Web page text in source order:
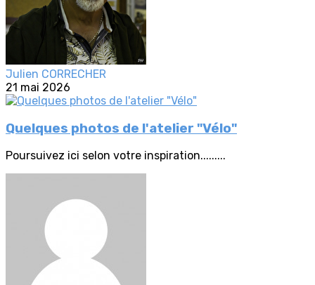
Julien CORRECHER
21 mai 2026
Quelques photos de l'atelier "Vélo"
Poursuivez ici selon votre inspiration.........